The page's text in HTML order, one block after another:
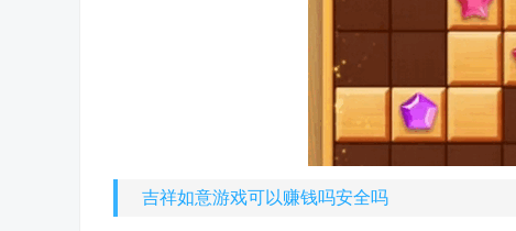
吉祥如意游戏可以赚钱吗安全吗